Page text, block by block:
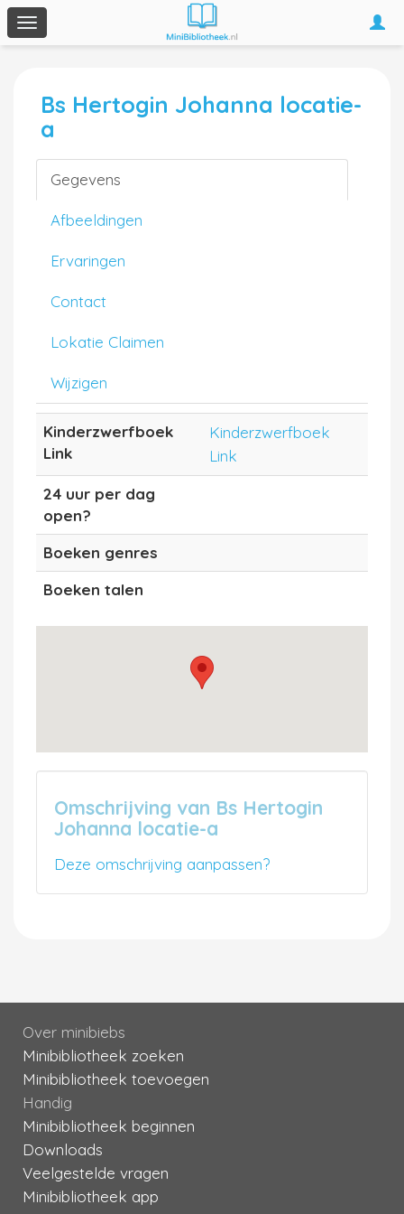
Toggle
navigation
Bs Hertogin Johanna locatie-
a
Gegevens
Afbeeldingen
Ervaringen
Contact
Lokatie Claimen
Wijzigen
Kinderzwerfboek
Link
Kinderzwerfboek
Link
24 uur per dag
open?
Boeken genres
Boeken talen
Omschrijving van Bs Hertogin
Johanna locatie-a
Deze omschrijving aanpassen?
Over minibiebs
Minibibliotheek zoeken
Minibibliotheek toevoegen
Handig
Minibibliotheek beginnen
Downloads
Veelgestelde vragen
Minibibliotheek app